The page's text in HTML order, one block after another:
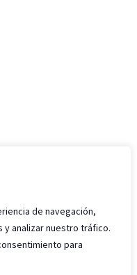
de navegación,
analizar nuestro tráfico.
para